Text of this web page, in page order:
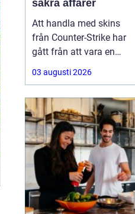
säkra affärer
Att handla med skins
från Counter-Strike har
gått från att vara en
hobby till att bli en riktig
andrahandsmarknad.
sällsynta vapen-skins
kan vara värda tusentals
kronor, men många är
osäkra på hur de ska gå
till väga när de
03 augusti 2026